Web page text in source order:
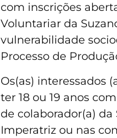
com inscrições
Voluntariar da
vulnerabilidade
Processo de
Os(as) interessados
ter 18 ou 19 anos
de colaborador(a)
Imperatriz ou nas